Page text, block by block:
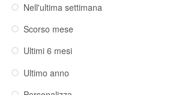
Nell'ultima settimana
Scorso mese
Ultimi 6 mesi
Ultimo anno